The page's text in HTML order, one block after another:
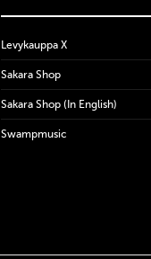
Levykauppa X
Sakara Shop
Sakara Shop (In English)
Swampmusic